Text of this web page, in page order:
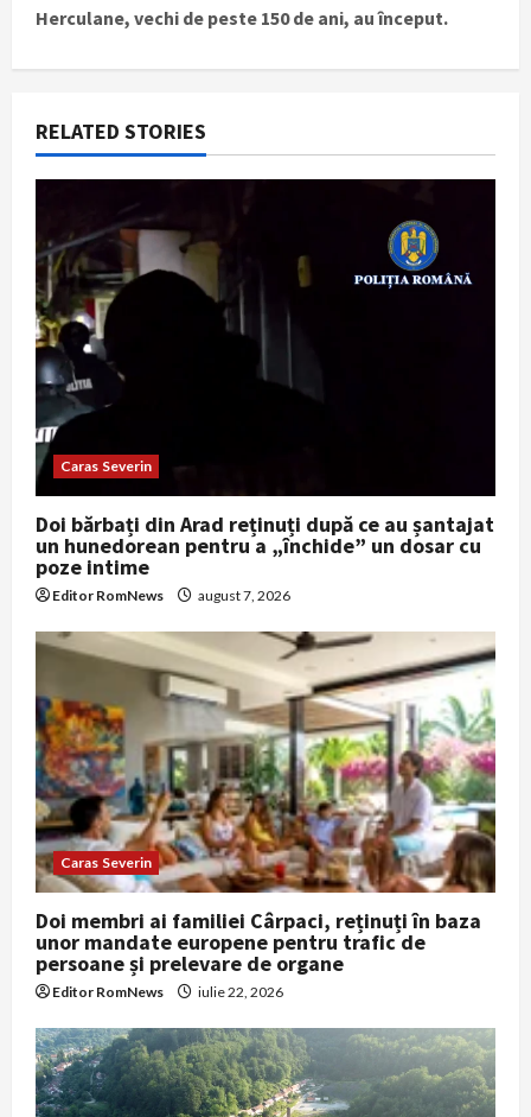
v
i
g
a
t
i
o
n
Herculane, vechi de peste 150 de ani, au început.
RELATED STORIES
Caras Severin
Doi bărbați din Arad reținuți după ce au șantajat
un hunedorean pentru a „închide” un dosar cu
poze intime
Editor RomNews august 7, 2026
Caras Severin
Doi membri ai familiei Cârpaci, reținuți în baza
unor mandate europene pentru trafic de
persoane și prelevare de organe
Editor RomNews iulie 22, 2026